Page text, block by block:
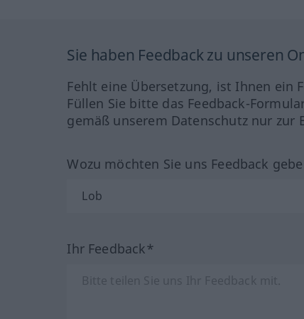
Sie haben Feedback zu unseren
Fehlt eine Übersetzung, ist Ihnen ein
Füllen Sie bitte das Feedback-
gemäß unserem Datenschutz nur zur
Wozu möchten Sie uns Feedback
Ihr Feedback*